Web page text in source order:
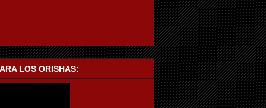
LOS ORISHAS: